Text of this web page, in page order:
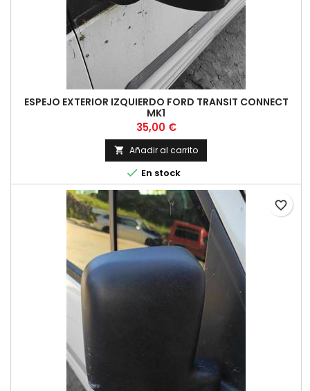
ESPEJO EXTERIOR IZQUIERDO FORD TRANSIT CONNECT
MK1
Precio
35,00 €
 Añadir al carrito
 En stock
favorite_border